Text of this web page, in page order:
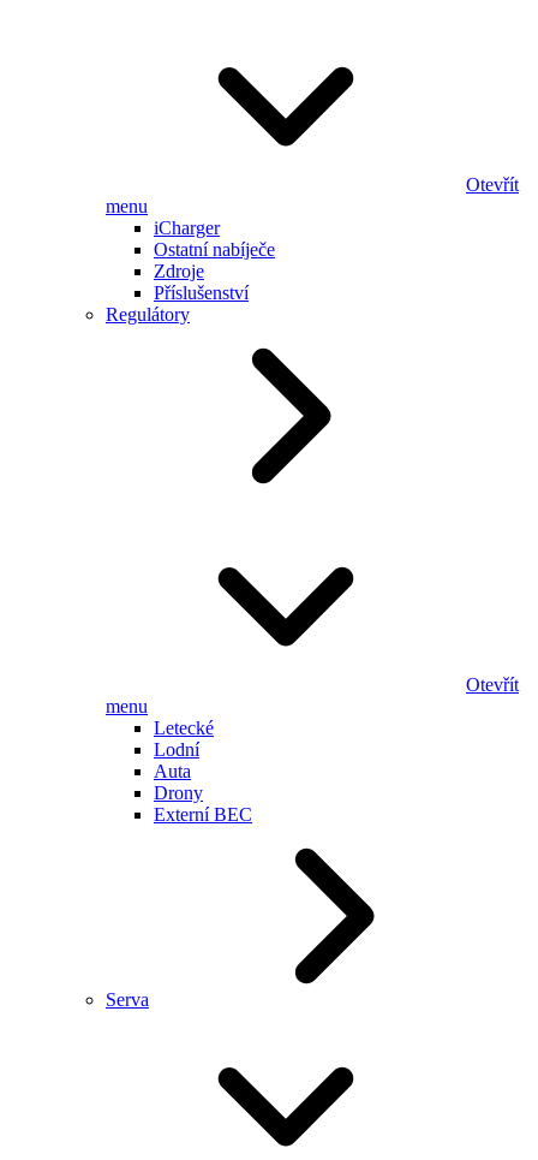
Otevřít
menu
iCharger
Ostatní nabíječe
Zdroje
Příslušenství
Regulátory
Otevřít
menu
Letecké
Lodní
Auta
Drony
Externí BEC
Serva